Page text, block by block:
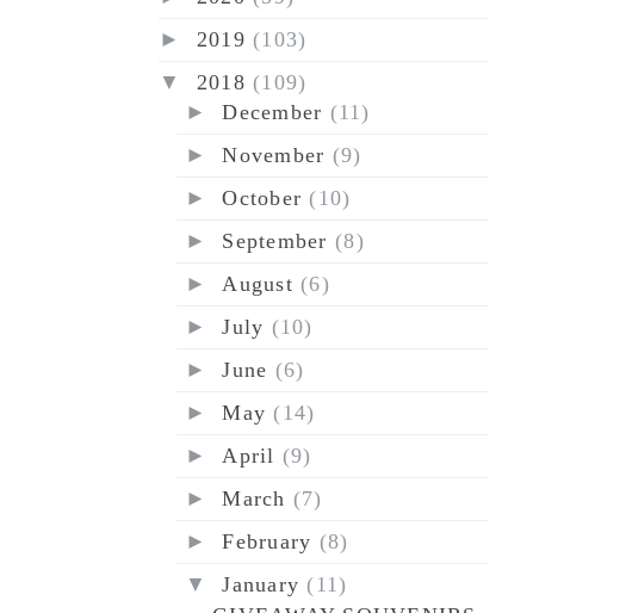
► 2019 (103)
▼ 2018 (109)
►December (11)
►November (9)
►October (10)
► September (8)
►August (6)
►July (10)
►June (6)
►May (14)
►April (9)
►March (7)
►February (8)
▼January (11)